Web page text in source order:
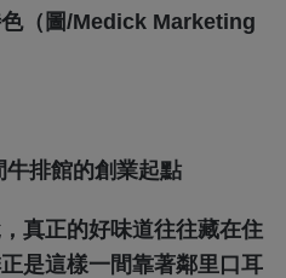
（圖/Medick Marketing
排館的創業起點
真正的好味道往往藏在住
是這樣一間靠著鄰里口耳